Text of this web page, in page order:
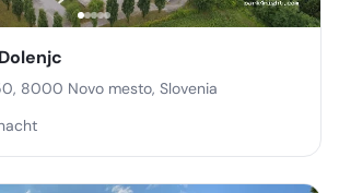
8000 Novo mesto, Slovenia